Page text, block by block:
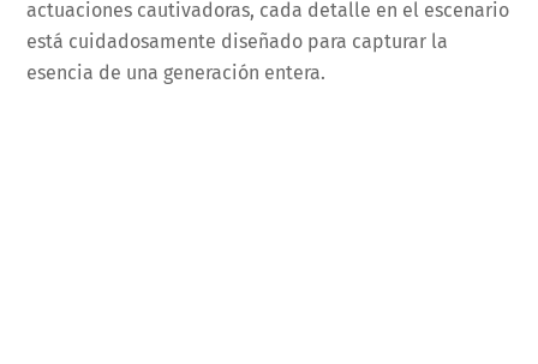
actuaciones cautivadoras, cada detalle en el escenario
está cuidadosamente diseñado para capturar la
esencia de una generación entera.